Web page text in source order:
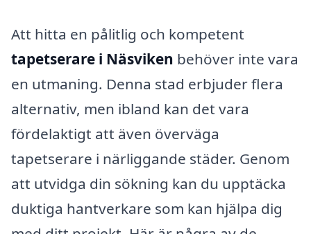
Att hitta en pålitlig och kompetent
tapetserare i Näsviken behöver inte vara
en utmaning. Denna stad erbjuder flera
alternativ, men ibland kan det vara
fördelaktigt att även överväga
tapetserare i närliggande städer. Genom
att utvidga din sökning kan du upptäcka
duktiga hantverkare som kan hjälpa dig